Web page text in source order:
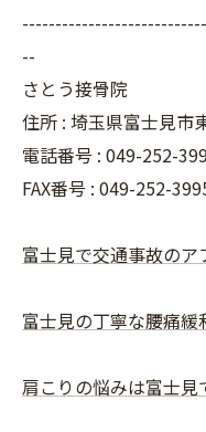
--
さとう接骨院
住所 : 埼玉県富士見市
電話番号 : 049-252-
FAX番号 : 049-252-
富士見で交通事故のア
富士見の丁寧な腰痛緩
肩こりの悩みは富士見